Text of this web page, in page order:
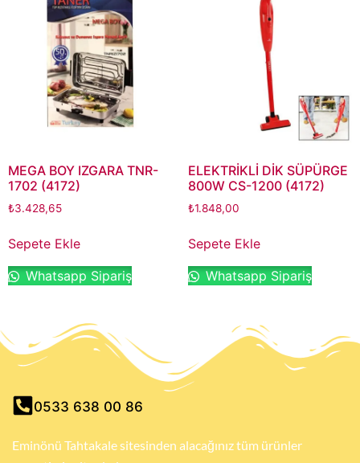
MEGA BOY IZGARA TNR-
1702 (4172)
₺3.428,65
Sepete Ekle
Whatsapp Sipariş
ELEKTRİKLİ DİK SÜPÜRGE
800W CS-1200 (4172)
₺1.848,00
Sepete Ekle
Whatsapp Sipariş
0533 638 00 86
Eminönü Tahtakale sitesinden alacağınız tüm ürünler